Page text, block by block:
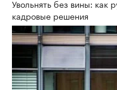
Увольнять без вины: как
кадровые решения